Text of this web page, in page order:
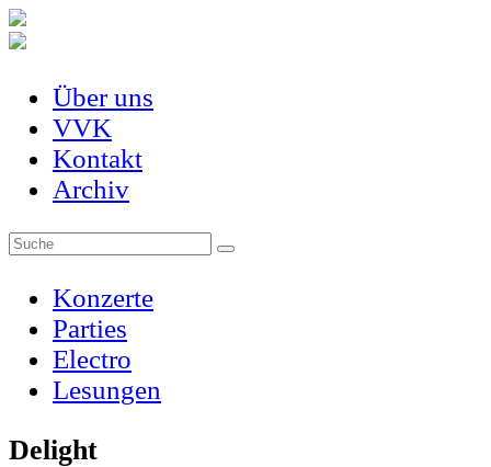
Über uns
VVK
Kontakt
Archiv
Konzerte
Parties
Electro
Lesungen
Delight